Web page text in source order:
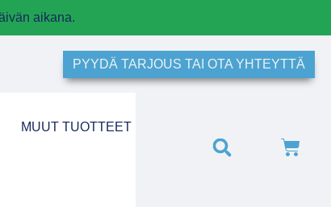
aikana.
PYYDÄ TARJOUS TAI OTA YHTEYTTÄ
MUUT TUOTTEET